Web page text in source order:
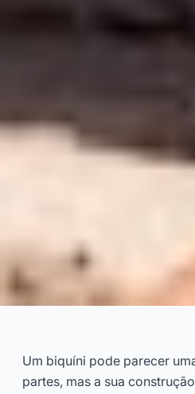
do Biquíni:
Um biquíni pode parecer
partes, mas a sua